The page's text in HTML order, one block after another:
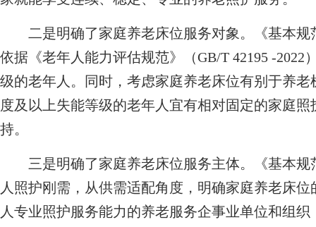
二是明确了家庭养老床位服务对象。《基本规
依据《老年人能力评估规范》（GB/T 42195 -
级的老年人。同时，考虑家庭养老床位有别于养
度及以上失能等级的老年人宜有相对固定的家庭
持。
三是明确了家庭养老床位服务主体。《基本规
人照护刚需，从供需适配角度，明确家庭养老床
人专业照护服务能力的养老服务企事业单位和组